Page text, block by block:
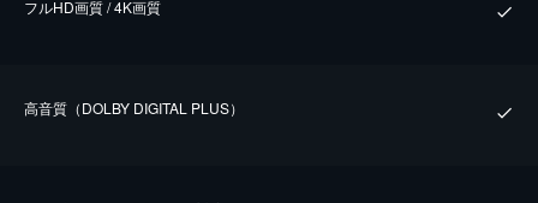
フルHD画質 / 4K画質
⾼⾳質（DOLBY DIGITAL PLUS）